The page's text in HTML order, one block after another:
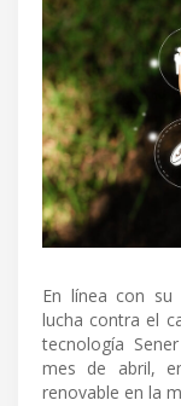
En línea con
lucha contra el
tecnología
mes de abril,
renovable en la